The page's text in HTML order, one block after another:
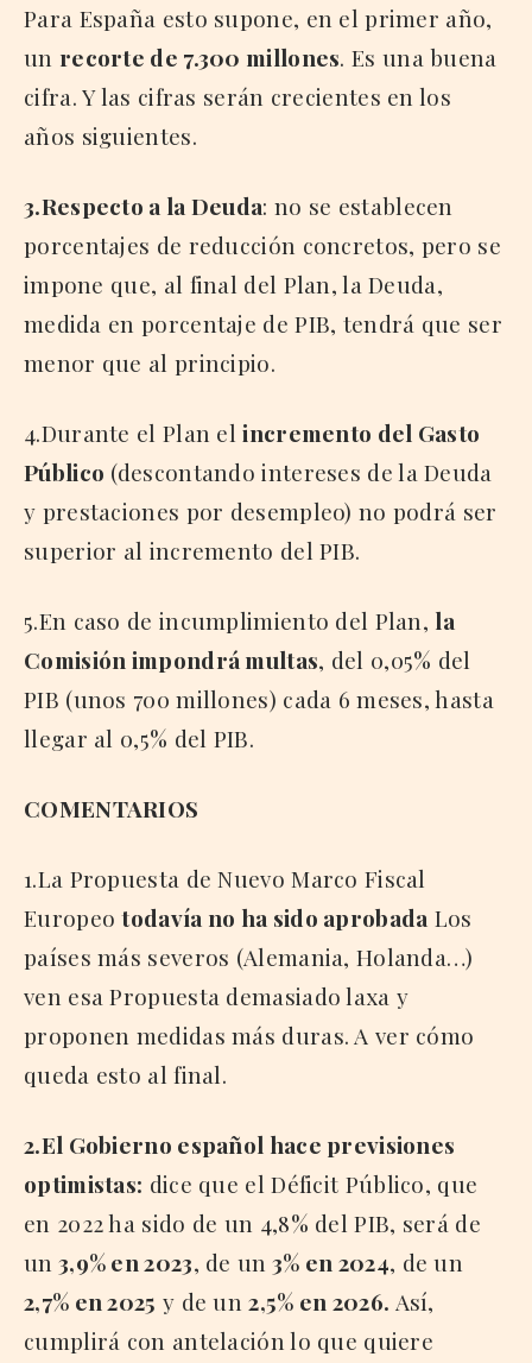
Para España esto supone, en el primer año,
un recorte de 7.300 millones. Es una buena
cifra. Y las cifras serán crecientes en los
años siguientes.
3.Respecto a la Deuda: no se establecen
porcentajes de reducción concretos, pero se
impone que, al final del Plan, la Deuda,
medida en porcentaje de PIB, tendrá que ser
menor que al principio.
4.Durante el Plan elincremento del Gasto
Público (descontando intereses de la Deuda
y prestaciones por desempleo) no podrá ser
superior al incremento del PIB.
5.En caso de incumplimiento del Plan, la
Comisión impondrá multas, del 0,05% del
PIB (unos 700 millones) cada 6 meses, hasta
llegar al 0,5% del PIB.
COMENTARIOS
1.La Propuesta de Nuevo Marco Fiscal
Europeotodavía no ha sido aprobada Los
países más severos (Alemania, Holanda…)
ven esa Propuesta demasiado laxa y
proponen medidas más duras. A ver cómo
queda esto al final.
2.El Gobierno español hace previsiones
optimistas: dice que el Déficit Público, que
en 2022 ha sido de un 4,8% del PIB, será de
un 3,9% en 2023, de un 3% en 2024, de un
2,7% en 2025 y de un2,5% en 2026. Así,
cumplirá con antelación lo que quiere